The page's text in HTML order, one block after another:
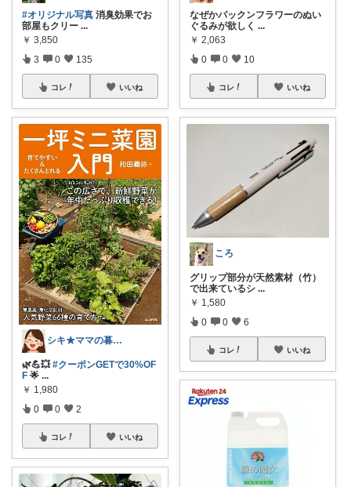
#オリジナル写真 消臭効果でお
部屋もクリー ...
￥ 3,850
3 0 135
コレ いいね
シキ★ママの暮らし、キッズ
🌿💪💥#クーポンGETで30%OF
F 🌟 ...
￥ 1,980
0 0 2
コレ いいね
なぜかパックンフラワーのぬい
ぐるみが欲しく ...
￥ 2,063
0 0 10
コレ いいね
ころ
グリップ部分が天然素材（竹）
で出来ているシ ...
￥ 1,580
0 0 6
コレ いいね